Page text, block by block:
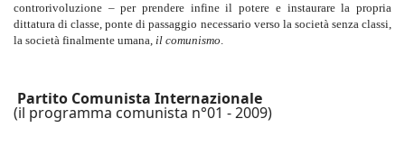
controrivoluzione – per prendere infine il potere e instaurare la propria
dittatura di classe, ponte di passaggio necessario verso la società senza classi,
la società finalmente umana, il comunismo.
Partito Comunista Internazionale
(il programma comunista n°01 - 2009)